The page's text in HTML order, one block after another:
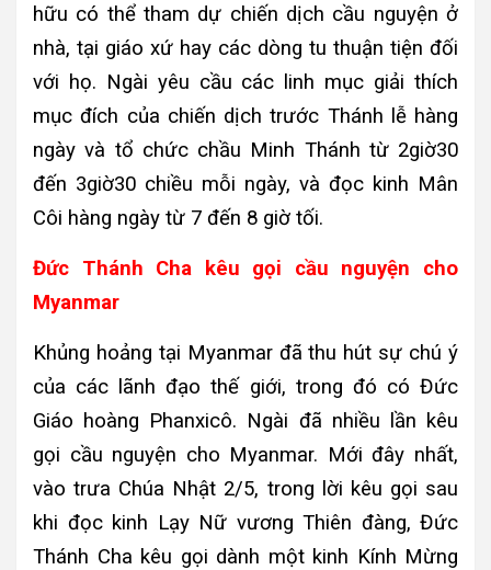
hữu có thể tham dự chiến dịch cầu nguyện ở
nhà, tại giáo xứ hay các dòng tu thuận tiện đối
với họ. Ngài yêu cầu các linh mục giải thích
mục đích của chiến dịch trước Thánh lễ hàng
ngày và tổ chức chầu Minh Thánh từ 2giờ30
đến 3giờ30 chiều mỗi ngày, và đọc kinh Mân
Côi hàng ngày từ 7 đến 8 giờ tối.
Đức Thánh Cha kêu gọi cầu nguyện cho
Myanmar
Khủng hoảng tại Myanmar đã thu hút sự chú ý
của các lãnh đạo thế giới, trong đó có Đức
Giáo hoàng Phanxicô. Ngài đã nhiều lần kêu
gọi cầu nguyện cho Myanmar. Mới đây nhất,
vào trưa Chúa Nhật 2/5, trong lời kêu gọi sau
khi đọc kinh Lạy Nữ vương Thiên đàng, Đức
Thánh Cha kêu gọi dành một kinh Kính Mừng